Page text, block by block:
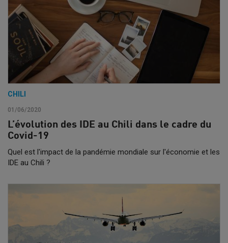
CHILI
01/06/2020
L’évolution des IDE au Chili dans le cadre du
Covid-19
Quel est l'impact de la pandémie mondiale sur l'économie et les
IDE au Chili ?